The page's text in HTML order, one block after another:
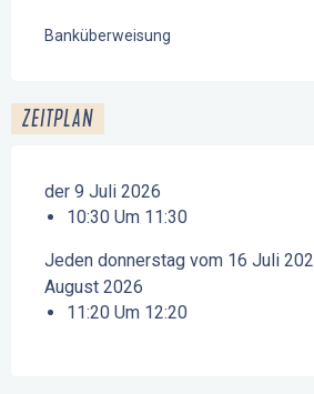
Banküberweisung
ZEITPLAN
der 9 Juli 2026
10:30 Um 11:30
Jeden donnerstag vom 16 Juli
August 2026
11:20 Um 12:20